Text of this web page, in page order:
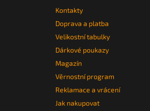
Kontakty
Doprava a platba
Velikostní tabulky
Dárkové poukazy
Magazín
Věrnostní program
Reklamace a vrácení
Jak nakupovat